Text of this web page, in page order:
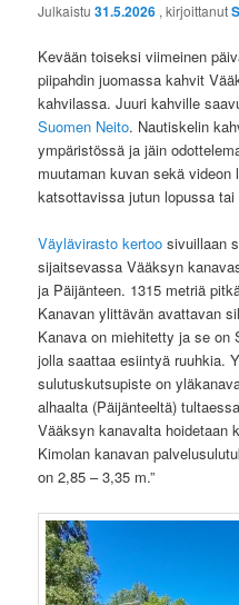
Julkaistu31.5.2026 , kirjoittanut
Kevään toiseksi viimeinen
piipahdin juomassa kahvit
kahvilassa. Juuri kahville
Suomen Neito. Nautiskelin
ympäristössä ja jäin
muutaman kuvan sekä
katsottavissa jutun lopussa tai
Väylävirasto kertoo sivuillaan
sijaitsevassa Vääksyn
ja Päijänteen. 1315 metriä
Kanavan ylittävän avattavan
Kanava on miehitetty ja se on
jolla saattaa esiintyä ruuhkia.
sulutuskutsupiste on
alhaalta (Päijänteeltä)
Vääksyn kanavalta hoidetaan
Kimolan kanavan
on 2,85 – 3,35 m.”